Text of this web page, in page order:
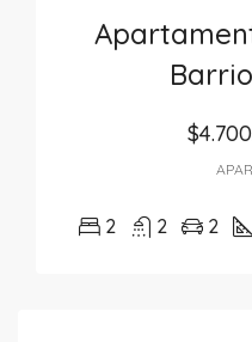
2 2 2